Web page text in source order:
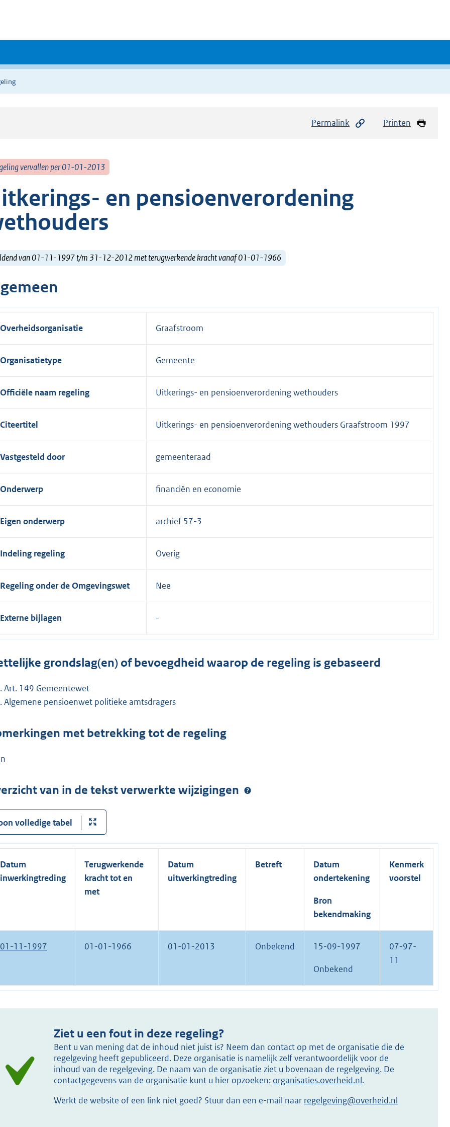
Permalink Printen
vervallen per 01-01-2013
en pensioenverordening
van 01-11-1997 t/m 31-12-2012 met terugwerkende kracht vanaf 01-01-1966
Overheidsorganisatie Graafstroom
Organisatietype Gemeente
Officiële naam regeling Uitkerings- en pensioenverordening wethouders
Citeertitel Uitkerings- en pensioenverordening wethouders Graafstroom 1997
Vastgesteld door gemeenteraad
Onderwerp financiën en economie
Eigen onderwerp archief 57-3
Indeling regeling Overig
Regeling onder de Omgevingswet Nee
Externe bijlagen
grondslag(en) of bevoegdheid waarop de regeling is gebaseerd
Art. 149 Gemeentewet
Algemene pensioenwet politieke amtsdragers
met betrekking tot de regeling
van in de tekst verwerkte wijzigingen
volledige tabel
Datum
inwerkingtreding
Terugwerkende
kracht tot en
met
Datum
uitwerkingtreding
Betreft
Datum
ondertekening
Bron
bekendmaking
Kenmerk
voorstel
01-11-1997 01-01-1966 01-01-2013 Onbekend 15-09-1997
Onbekend
07-97-
11
Ziet u een fout in deze regeling?
Bent u van mening dat de inhoud niet juist is? Neem dan contact op met de organisatie die de
regelgeving heeft gepubliceerd. Deze organisatie is namelijk zelf verantwoordelijk voor de
inhoud van de regelgeving. De naam van de organisatie ziet u bovenaan de regelgeving. De
contactgegevens van de organisatie kunt u hier opzoeken: organisaties.overheid.nl.
Werkt de website of een link niet goed? Stuur dan een e-mail naar regelgeving@overheid.nl